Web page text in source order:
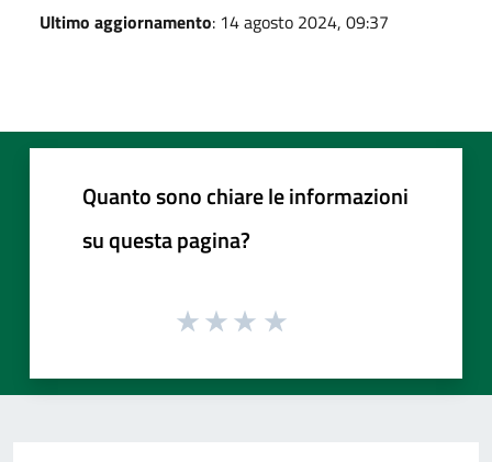
Ultimo aggiornamento: 14 agosto 2024, 09:37
Quanto sono chiare le informazioni
su questa pagina?